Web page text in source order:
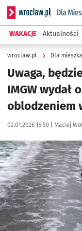
Serwis informacyjny
WAKACJE Aktualności
wroclaw.pl Dla
Uwaga,
IMGW wydał
oblodzeniem
Data publikacji:
02.01.2026 16:50 | Autor:
Maciej
Kliknij, aby powiększyć